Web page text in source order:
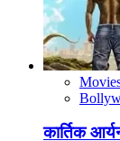
कार्तिक